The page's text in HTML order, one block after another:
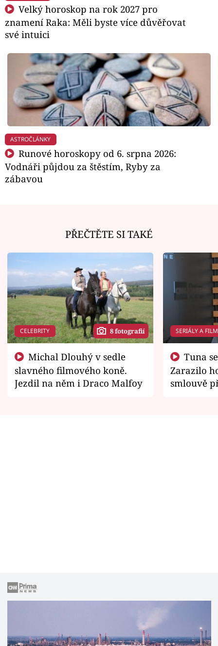
Velký horoskop na rok 2027 pro
znamení Raka: Měli byste více důvěřovat
své intuici
ASTROČLÁNKY
Runové horoskopy od 6. srpna 2026:
Vodnáři půjdou za štěstím, Ryby za
zábavou
PŘEČTĚTE SI TAKÉ
CELEBRITY 8 fotografií
slavného filmového koně.
Jezdil na něm i Draco Malfoy
SERIÁLY A
Zarazilo
smlouvě